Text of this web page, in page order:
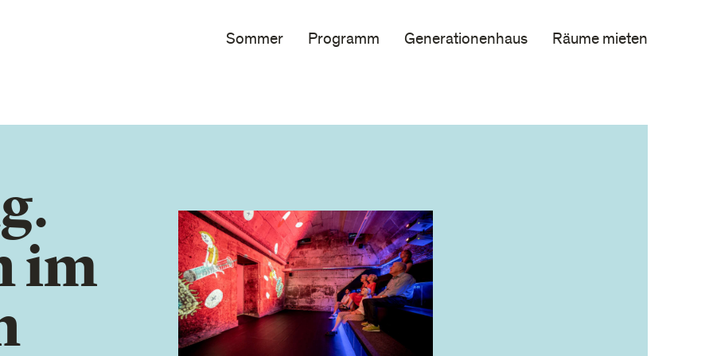
Sommer Programm Generationenhaus Räume mieten
im